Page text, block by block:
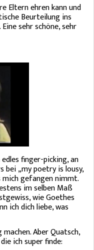
Eltern ehren kann und
Beurteilung ins
sehr schöne, sehr
edles finger-picking, an
bei „my poetry is lousy,
gefangen nimmt.
im selben Maß
wie Goethes
ich dich liebe, was
Aber Quatsch,
ich super finde: